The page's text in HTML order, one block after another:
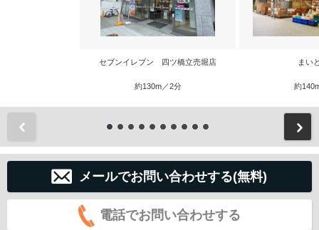
セブンイレブン 四ツ橋立売堀店
約130m／2分
まい
約
メールでお問い合わせする(無料)
電話でお問い合わせする